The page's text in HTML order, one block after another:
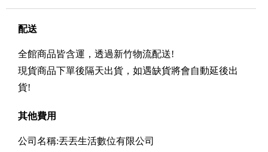
配送
全館商品皆含運，透過新竹物流配送!
現貨商品下單後隔天出貨，如遇缺貨將會自動延後出
貨!
其他費用
公司名稱:丟丟生活數位有限公司